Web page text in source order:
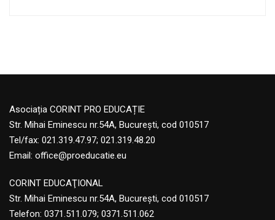
Asociația CORINT PRO EDUCAȚIE
Str. Mihai Eminescu nr.54A, București, cod 010517
Tel/fax: 021.319.47.97; 021.319.48.20
Email: office@proeducatie.eu
CORINT EDUCAŢIONAL
Str. Mihai Eminescu nr.54A, Bucureşti, cod 010517
Telefon: 0371.511.079; 0371.511.062